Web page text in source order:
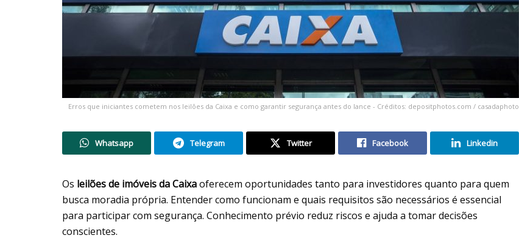
Erros que iniciantes cometem nos leilões da Caixa e como garantir segurança antes do lance - Créditos: depositphotos.com / casadaphoto
Whatsapp Telegram Twitter Facebook Linkedin
Os leilões de imóveis da Caixaoferecem oportunidades tanto para investidores quanto para quem
busca moradia própria. Entender como funcionam e quais requisitos são necessários é essencial
para participar com segurança. Conhecimento prévio reduz riscos e ajuda a tomar decisões
conscientes.